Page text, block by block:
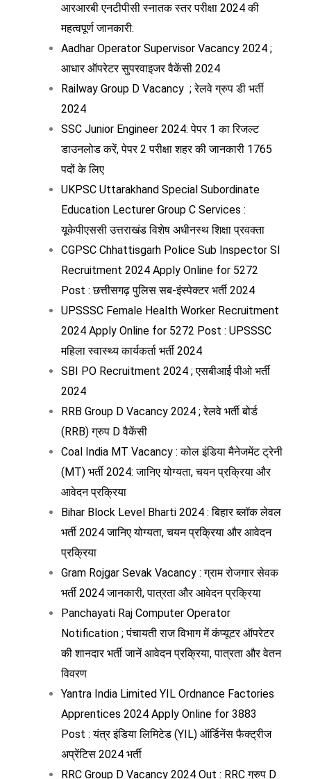
आरआरबी एनटीपीसी स्नातक स्तर परीक्षा 2024 की
महत्वपूर्ण जानकारी:
Aadhar Operator Supervisor Vacancy 2024 ;
आधार ऑपरेटर सुपरवाइजर वैकेंसी 2024
Railway Group D Vacancy ; रेलवे ग्रुप डी भर्ती
2024
SSC Junior Engineer 2024: पेपर 1 का रिजल्ट
डाउनलोड करें, पेपर 2 परीक्षा शहर की जानकारी 1765
पदों के लिए
UKPSC Uttarakhand Special Subordinate
Education Lecturer Group C Services :
यूकेपीएससी उत्तराखंड विशेष अधीनस्थ शिक्षा प्रवक्ता
CGPSC Chhattisgarh Police Sub Inspector SI
Recruitment 2024 Apply Online for 5272
Post : छत्तीसगढ़ पुलिस सब-इंस्पेक्टर भर्ती 2024
UPSSSC Female Health Worker Recruitment
2024 Apply Online for 5272 Post : UPSSSC
महिला स्वास्थ्य कार्यकर्ता भर्ती 2024
SBI PO Recruitment 2024 ; एसबीआई पीओ भर्ती
2024
RRB Group D Vacancy 2024 ; रेलवे भर्ती बोर्ड
(RRB) ग्रुप D वैकेंसी
Coal India MT Vacancy : कोल इंडिया मैनेजमेंट ट्रेनी
(MT) भर्ती 2024: जानिए योग्यता, चयन प्रक्रिया और
आवेदन प्रक्रिया
Bihar Block Level Bharti 2024 : बिहार ब्लॉक लेवल
भर्ती 2024 जानिए योग्यता, चयन प्रक्रिया और आवेदन
प्रक्रिया
Gram Rojgar Sevak Vacancy : ग्राम रोजगार सेवक
भर्ती 2024 जानकारी, पात्रता और आवेदन प्रक्रिया
Panchayati Raj Computer Operator
Notification ; पंचायती राज विभाग में कंप्यूटर ऑपरेटर
की शानदार भर्ती जानें आवेदन प्रक्रिया, पात्रता और वेतन
विवरण
Yantra India Limited YIL Ordnance Factories
Apprentices 2024 Apply Online for 3883
Post : यंत्र इंडिया लिमिटेड (YIL) ऑर्डिनेंस फैक्ट्रीज
अप्रेंटिस 2024 भर्ती
RRC Group D Vacancy 2024 Out : RRC ग्रुप D